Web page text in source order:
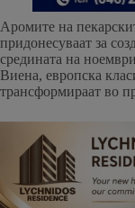
Аромите на
придонесуваат за
средината на
Виена, европска
трансформираат во